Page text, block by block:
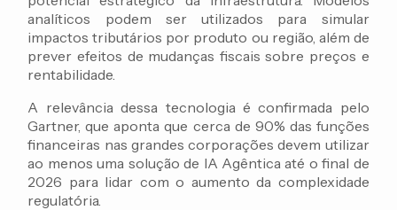
analíticos podem ser utilizados para simular
impactos tributários por produto ou região, além de
prever efeitos de mudanças fiscais sobre preços e
rentabilidade.
A relevância dessa tecnologia é confirmada pelo
Gartner, que aponta que cerca de 90% das funções
financeiras nas grandes corporações devem utilizar
ao menos uma solução de IA Agêntica até o final de
2026 para lidar com o aumento da complexidade
regulatória.